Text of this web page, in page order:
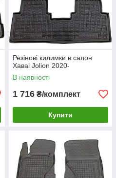
Резінові килимки в салон
Хавal Jolion 2020-
В наявності
1 716 ₴/комплект
Купити